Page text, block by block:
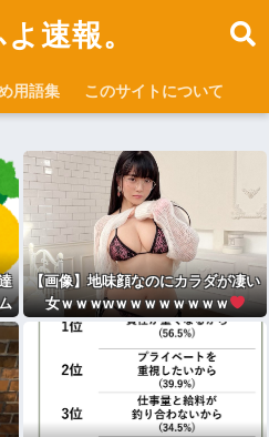
速報。
用語集 このサイトについて
【画像】地味顔なのにカラダが凄い
女ｗｗｗwｗｗｗｗｗｗｗｗ